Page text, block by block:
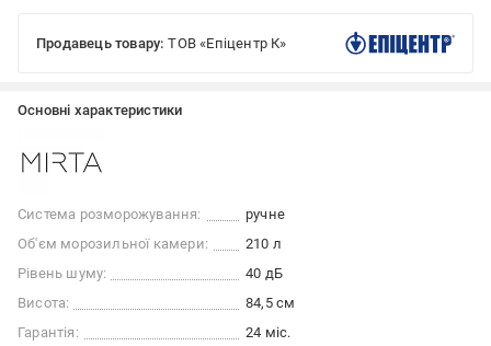
Продавець товару: ТОВ «Епіцентр К»
Основні характеристики
Система розморожування:
ручне
Об'єм морозильної камери:
210 л
Рівень шуму:
40 дБ
Висота:
84,5 см
Гарантія:
24 міс.